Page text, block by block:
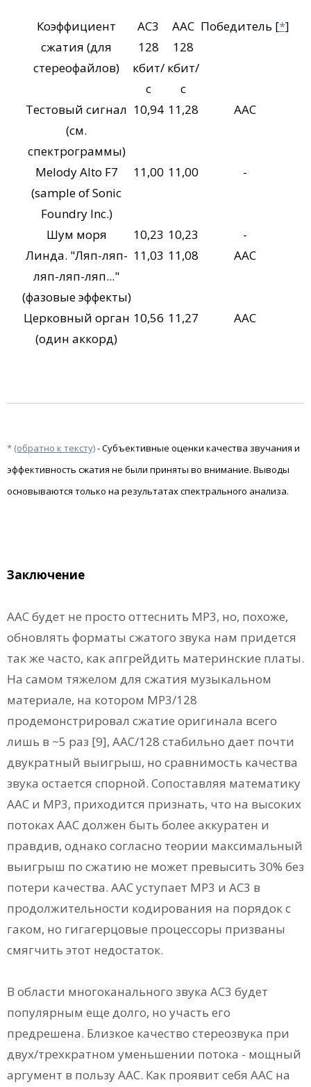
Коэффициент
сжатия (для
стереофайлов)
AC3
128
кбит/
с
AAC
128
кбит/
с
Победитель [*]
Тестовый сигнал
(см.
спектрограммы)
10,94 11,28 ААС
Melody Alto F7
(sample of Sonic
Foundry Inc.)
11,00 11,00 -
Шум моря 10,23 10,23
-
Линда. "Ляп-ляп-
ляп-ляп-ляп..."
(фазовые эффекты)
11,03 11,08 ААС
Церковный орган
(один аккорд)
10,56 11,27 ААС
* (обратно к тексту)- Субъективные оценки качества звучания и
эффективность сжатия не были приняты во внимание. Выводы
основываются только на результатах спектрального анализа.
Заключение
ААС будет не просто оттеснить МР3, но, похоже,
обновлять форматы сжатого звука нам придется
так же часто, как апгрейдить материнские платы.
На самом тяжелом для сжатия музыкальном
материале, на котором МР3/128
продемонстрировал сжатие оригинала всего
лишь в ~5 раз [9], ААС/128 стабильно дает почти
двукратный выигрыш, но сравнимость качества
звука остается спорной. Сопоставляя математику
ААС и МР3, приходится признать, что на высоких
потоках ААС должен быть более аккуратен и
правдив, однако согласно теории максимальный
выигрыш по сжатию не может превысить 30% без
потери качества. ААС уступает МР3 и АС3 в
продолжительности кодирования на порядок с
гаком, но гигагерцовые процессоры призваны
смягчить этот недостаток.
В области многоканального звука АС3 будет
популярным еще долго, но участь его
предрешена. Близкое качество стереозвука при
двух/трехкратном уменьшении потока - мощный
аргумент в пользу ААС. Как проявит себя ААС на